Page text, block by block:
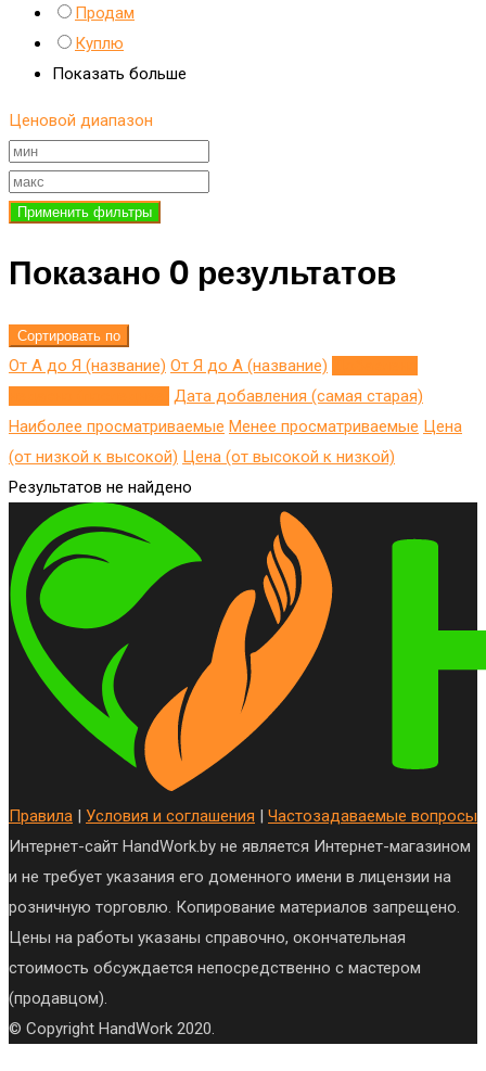
Продам
Куплю
Показать больше
Ценовой диапазон
Применить фильтры
Показано 0 результатов
Сортировать по
От А до Я (название) От Я до A (название)
Дата добавления (самая старая)
Наиболее просматриваемые Менее просматриваемые Цена
(от низкой к высокой) Цена (от высокой к низкой)
Результатов не найдено
Правила | Условия и соглашения | Частозадаваемые вопросы
Интернет-сайт HandWork.by не является Интернет-магазином
и не требует указания его доменного имени в лицензии на
розничную торговлю. Копирование материалов запрещено.
Цены на работы указаны справочно, окончательная
стоимость обсуждается непосредственно с мастером
(продавцом).
© Copyright HandWork 2020.